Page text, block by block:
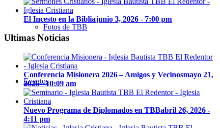
Fotos de TBB
Eventos
El Incesto en la Bibliajunio 3, 2026 - 7:00 pm
Ultimas Noticias
Conferencia Misionera 2026 – Amigos y Vecinosmayo 21,
2026 - 10:09 am
Nuevo Programa de Diplomados en TBBabril 26, 2026 -
4:11 pm